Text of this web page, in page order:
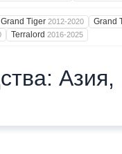
Grand Tiger 2012-2020
Grand
Terralord 2016-2025
Азия,